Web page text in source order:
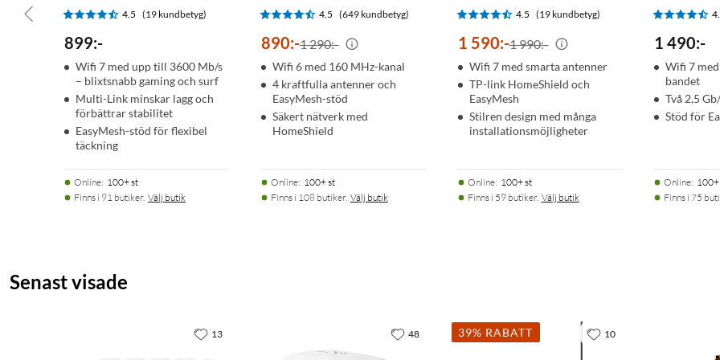
Lokal hantering
Fjärrhantering
DHCP: Server, DHCP-klientlista
NAT-vidarebefordran: Portvidarebefordran, Portutlösning, UPnP, DMZ
Brandväggssäkerhet: SPI-brandvägg, IP- och MAC-adressbindning
Gästnätverk:
2.4 GHz gästnätverk
5 GHz gästnätverk
BE3600 Dual Band Wi-Fi 7 Router MR27BE
4.5 (19 kundbetyg)
899:-
Wifi 7 med upp till 3600 Mb/s
– blixtsnabb gaming och surf
Multi-Link minskar lagg och
förbättrar stabilitet
EasyMesh-stöd för flexibel
täckning
Online: 100+ st
Finns i 91 butiker. Välj butik
4.5 (649 kundbetyg)
890:-1 290:-
Wifi 6 med 160 MHz-kanal
4 kraftfulla antenner och
EasyMesh-stöd
Säkert nätverk med
HomeShield
Online: 100+ st
Finns i 108 butiker. Välj butik
4.5 (19 kundbetyg)
1 590:-1 990:-
Wifi 7 med smarta antenner
TP-link HomeShield och
EasyMesh
Stilren design med många
installationsmöjligheter
Online: 100+ st
Finns i 59 butiker. Välj butik
1 490:-
Wifi 7
bandet
Två 2,5
Stöd för
Online:
Finns i 75
Senast visade
13 48 39% RABATT 10